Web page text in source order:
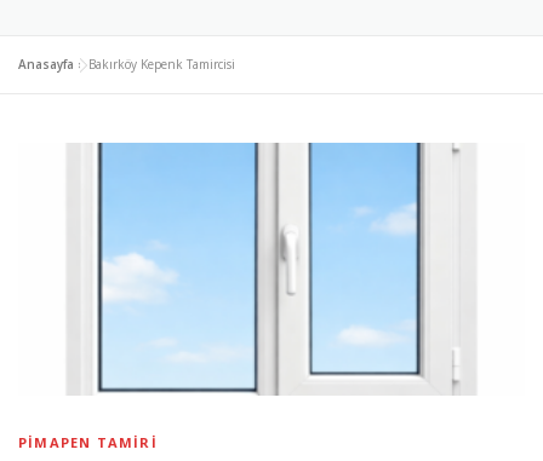
Anasayfa »Bakırköy Kepenk Tamircisi
PIMAPEN TAMIRI